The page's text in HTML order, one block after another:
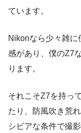
ています。
Nikonなら少々雑
感があり、僕のZ7
ります。
それこそZ7を持っ
たり、防風吹き荒
シビアな条件で撮